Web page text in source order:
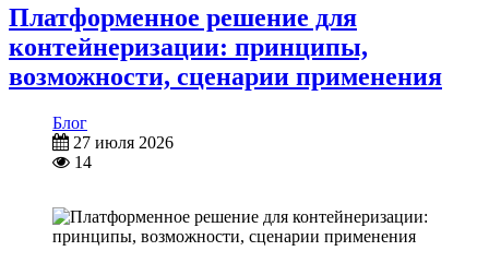
Платформенное решение для
контейнеризации: принципы,
возможности, сценарии применения
Блог
27 июля 2026
14